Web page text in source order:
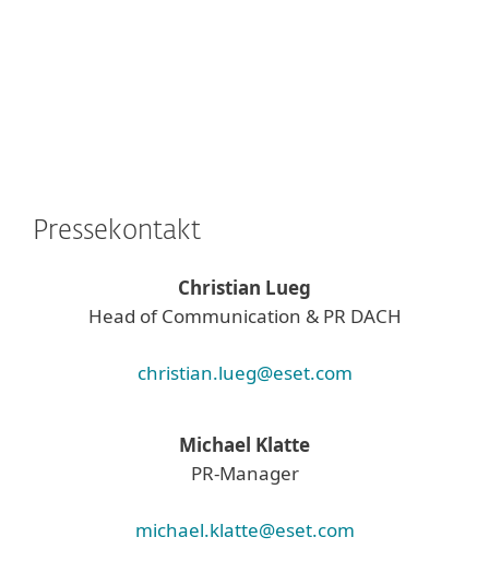
Pressekontakt
Christian Lueg
Head of Communication & PR DACH
christian.lueg@eset.com
Michael Klatte
PR-Manager
michael.klatte@eset.com